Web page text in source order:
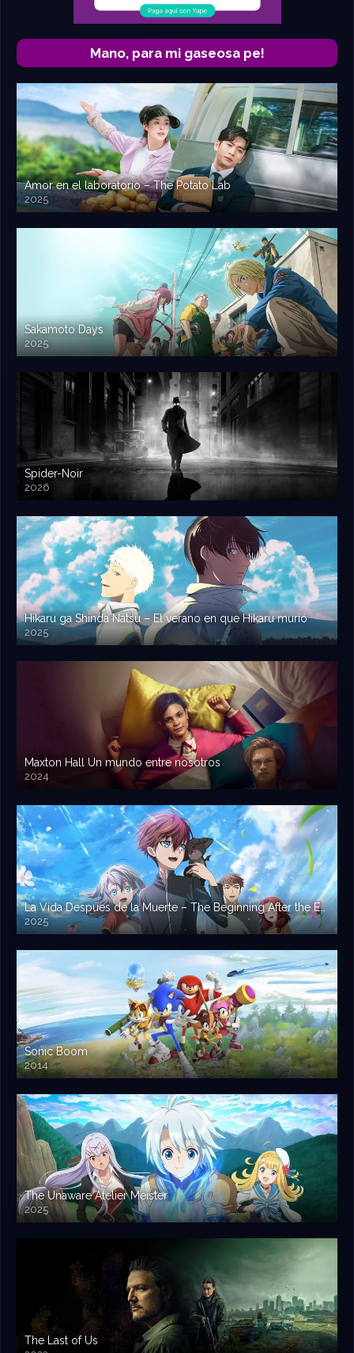
Mano, para mi gaseosa pe!
Amor en el laboratorio – The Potato Lab
2025
Sakamoto Days
2025
Spider-Noir
2026
Hikaru ga Shinda Natsu – El verano en que Hikaru murió
2025
Maxton Hall Un mundo entre nosotros
2024
La Vida Despues de la Muerte – The Beginning After the End – Saikyou no Ousama
2025
Sonic Boom
2014
The Unaware Atelier Meister
2025
The Last of Us